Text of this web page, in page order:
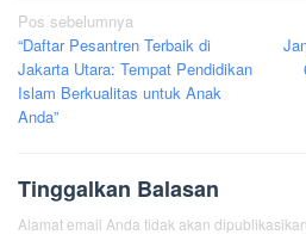
Navigasi
pos
Pos sebelumnya
“Daftar Pesantren Terbaik di
Jakarta Utara: Tempat Pendidikan
Islam Berkualitas untuk Anak
Anda”
Tinggalkan Balasan
Alamat email Anda tidak akan dipublikasikan.